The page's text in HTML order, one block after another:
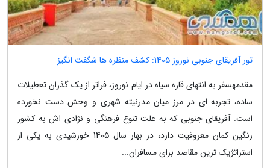
تور آفریقای جنوبی نوروز 1405: کشف منظره ها شگفت انگیز
مقدمهسفر به انتهای قاره سیاه در ایام نوروز، فراتر از یک گذران تعطیلات
ساده، تجربه ای در مرز میان مدرنیته شهری و وحش دست نخورده
است. آفریقای جنوبی که به علت تنوع فرهنگی و نژادی اش به کشور
رنگین کمان معروفیت دارد، در بهار سال 1405 خورشیدی به یکی از
استراتژیک ترین مقاصد برای مسافران...